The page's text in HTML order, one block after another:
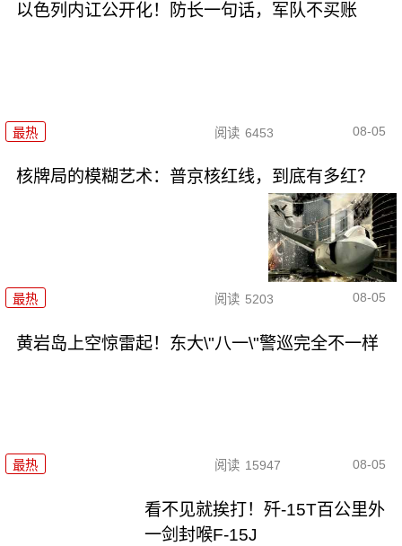
以色列内讧公开化！防长一句话，军队不买账
最热 阅读 6453 08-05
核牌局的模糊艺术：普京核红线，到底有多红？
最热 阅读 5203 08-05
黄岩岛上空惊雷起！东大\"八一\"警巡完全不一样
最热 阅读 15947 08-05
看不见就挨打！歼-15T百公里外
一剑封喉F-15J